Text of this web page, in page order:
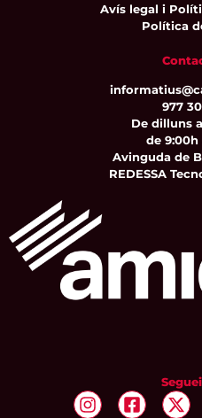
Avís legal i
Política
977
De dilluns
de 9:00h
Avinguda de
REDESSA